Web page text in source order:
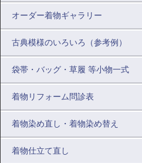
オーダー着物ギャラリー
古典模様のいろいろ（参考例）
袋帯・バッグ・草履 等小物一式
着物リフォーム問診表
着物染め直し・着物染め替え
着物仕立て直し